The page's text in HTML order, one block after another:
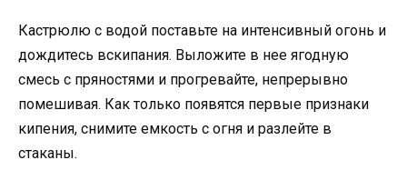
Кастрюлю с водой поставьте на интенсивный огонь и
дождитесь вскипания. Выложите в нее ягодную
смесь с пряностями и прогревайте, непрерывно
помешивая. Как только появятся первые признаки
кипения, снимите емкость с огня и разлейте в
стаканы.